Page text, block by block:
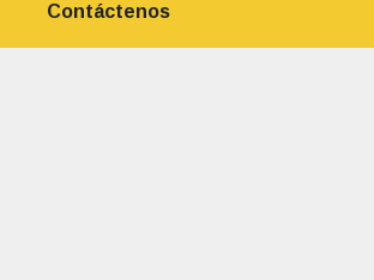
Contáctenos